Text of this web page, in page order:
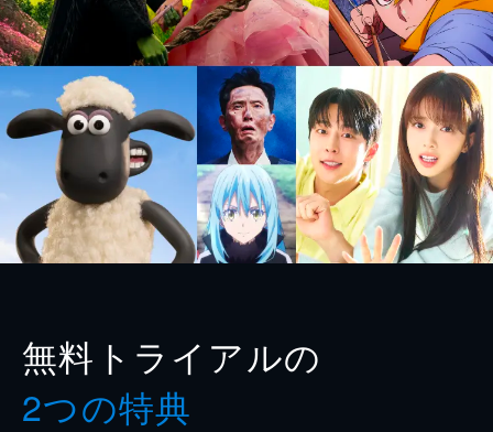
無料トライアルの
2つの特典